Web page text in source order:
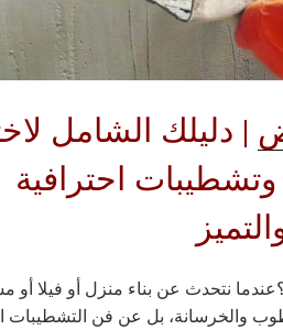
| دليلك الشامل
احترافية
عندما نتحدث عن بناء منزل أو فيلا أو
والخرسانة، بل عن فن التشطيبات